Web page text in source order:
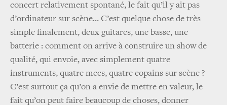
concert relativement spontané, le fait qu’il y ait pas
d’ordinateur sur scène… C’est quelque chose de très
simple finalement, deux guitares, une basse, une
batterie : comment on arrive à construire un show de
qualité, qui envoie, avec simplement quatre
instruments, quatre mecs, quatre copains sur scène ?
C’est surtout ça qu’on a envie de mettre en valeur, le
fait qu’on peut faire beaucoup de choses, donner